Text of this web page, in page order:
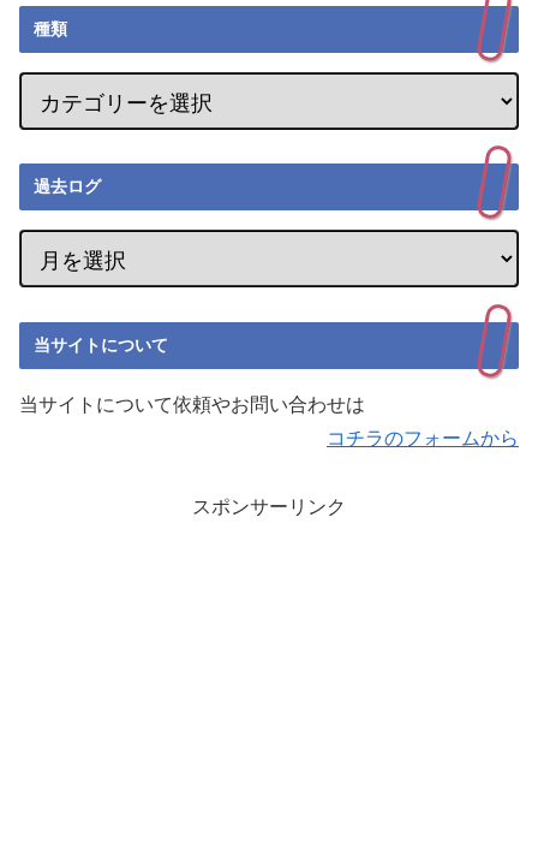
種類
過去ログ
当サイトについて
当サイトについて依頼やお問い合わせは
コチラのフォームから
スポンサーリンク